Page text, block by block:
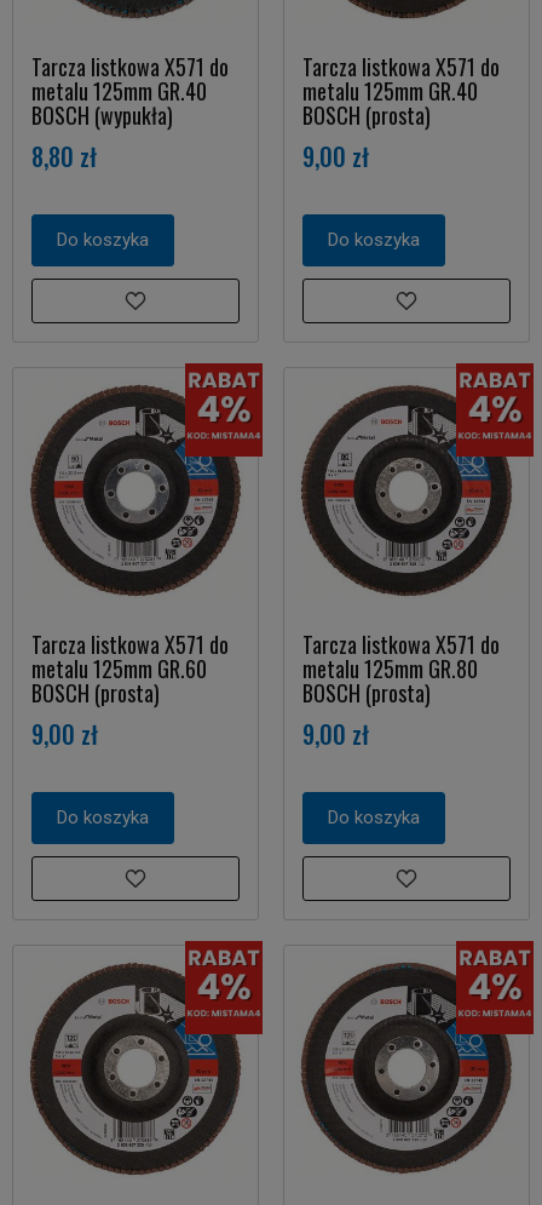
Tarcza listkowa X571 do
metalu 125mm GR.40
BOSCH (wypukła)
8,80 zł
Do koszyka
Tarcza listkowa X571 do
metalu 125mm GR.40
BOSCH (prosta)
9,00 zł
Do koszyka
Tarcza listkowa X571 do
metalu 125mm GR.60
BOSCH (prosta)
9,00 zł
Do koszyka
Tarcza listkowa X571 do
metalu 125mm GR.80
BOSCH (prosta)
9,00 zł
Do koszyka